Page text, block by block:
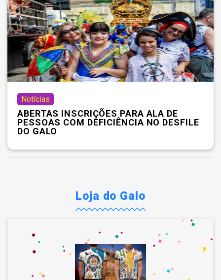
Notícias
ABERTAS INSCRIÇÕES PARA ALA DE
PESSOAS COM DEFICIÊNCIA NO DESFILE
DO GALO
Loja do Galo